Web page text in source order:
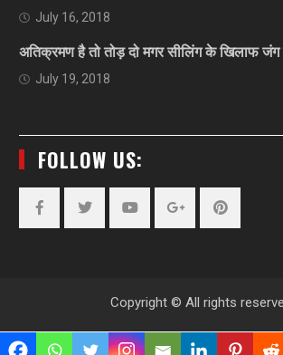
July 16, 2018
अतिक्रमण है तो तोड़ दो मगर सीलिंग के खिलाफ जंग
July 19, 2018
FOLLOW US:
Copyright © All rights